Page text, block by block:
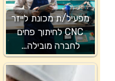
מפעיל/ת מכונת לייזר
CNC לחיתוך פחים
לחברה מובילה…